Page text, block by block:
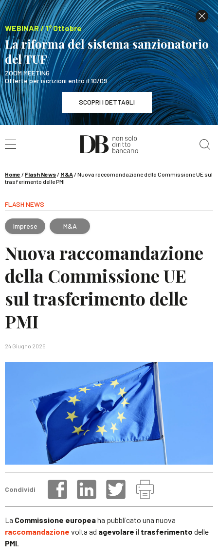
WEBINAR / 1° Ottobre
La riforma del sistema sanzionatorio
del TUF
ZOOM MEETING
Offerte per iscrizioni entro il 10/09
SCOPRI I DETTAGLI
WEBINAR / 1° Ottobre
La riforma del sistema sanzionatorio del TUF
Home / Flash News/ M&A/Nuova raccomandazione della Commissione UE sul
trasferimento delle PMI
FLASH NEWS
Imprese M&A
Nuova raccomandazione
della Commissione UE
sul trasferimento delle
PMI
24 Giugno 2026
Condividi
La Commissione europeaha pubblicato una nuova
raccomandazione volta ad agevolare il trasferimento delle
PMI.